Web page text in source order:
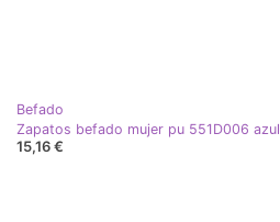
Befado
Zapatos befado mujer pu 551D006 azul
15,16 €